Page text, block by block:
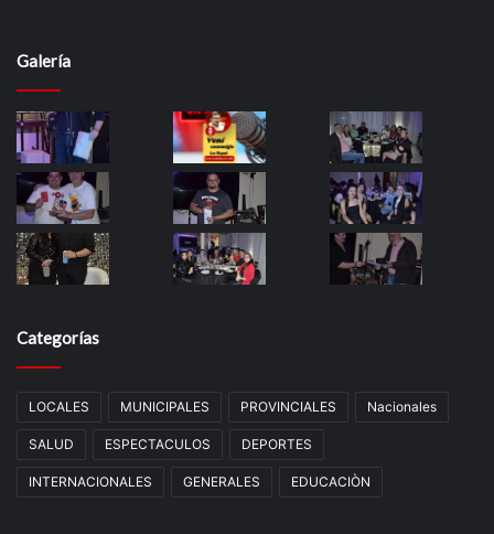
Galería
Categorías
LOCALES MUNICIPALES PROVINCIALES Nacionales
SALUD ESPECTACULOS DEPORTES
INTERNACIONALES GENERALES EDUCACIÒN